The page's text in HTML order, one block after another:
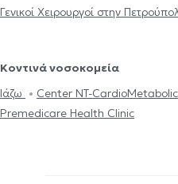
Γενικοί Χειρουργοί στην
Κοντινά νοσοκομεία
Ιάζω
Center NT-
Premedicare Health Clinic